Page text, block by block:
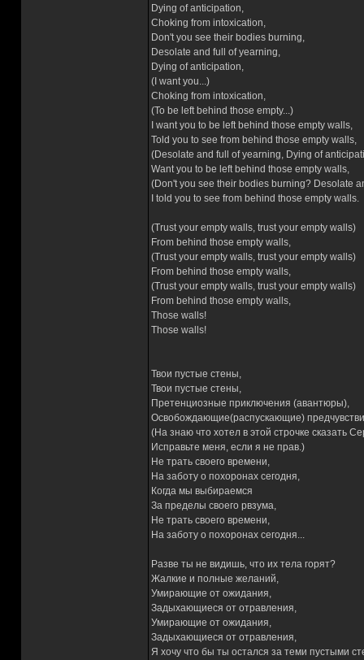
Dying of anticipation,
Choking from intoxication,
Don't you see their bodies burning,
Desolate and full of yearning,
Dying of anticipation,
(I want you...)
Choking from intoxication,
(To be left behind those empty...)
I want you to be left behind those empty walls,
Told you to see from behind those empty walls,
(Desolate and full of yearning, Dying of
Want you to be left behind those empty walls,
(Don't you see their bodies burning? Desolate
I told you to see from behind those empty walls.
(Trust your empty walls, trust your empty walls)
From behind those empty walls,
(Trust your empty walls, trust your empty walls)
From behind those empty walls,
(Trust your empty walls, trust your empty walls)
From behind those empty walls,
Those walls!
Those walls!
Твои пустые стены,
Твои пустые стены,
Претенциозные приключения (авантюры),
Освобождающие(распускающие)
(На знаю что хотел в этой строчке сказать
Исправьте меня, если я не прав.)
Не трать своего времени,
На заботу о похоронах сегодня,
Когда мы выбираемся
За пределы своего рвзума,
Не трать своего времени,
На заботу о похоронах сегодня...
Разве ты не видишь, что их тела горят?
Жалкие и полные желаний,
Умирающие от ожидания,
Задыхающиеся от отравления,
Умирающие от ожидания,
Задыхающиеся от отравления,
Я хочу что бы ты остался за теми пустыми